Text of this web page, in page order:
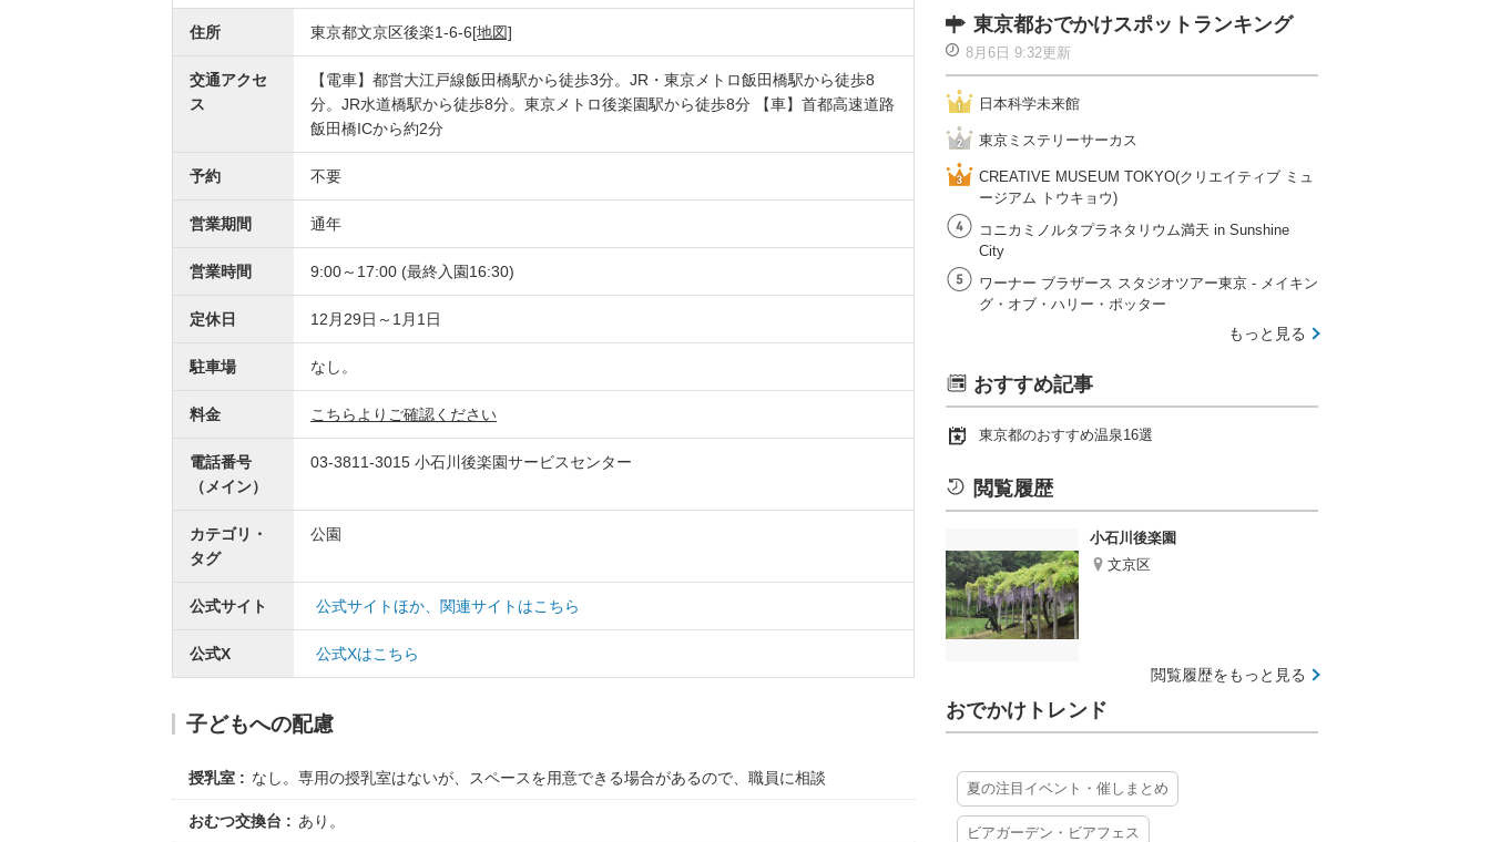
住所 東京都文京区後楽1-6-6[地図]
交通アクセ
ス
【電車】都営大江戸線飯田橋駅から徒歩3分。JR・東京メトロ飯田橋駅から徒歩8
分。JR水道橋駅から徒歩8分。東京メトロ後楽園駅から徒歩8分 【車】首都高速道路
飯田橋ICから約2分
予約 不要
営業期間 通年
営業時間 9:00～17:00 (最終入園16:30)
定休日 12月29日～1月1日
駐車場 なし。
料金 こちらよりご確認ください
電話番号
（メイン）
03-3811-3015 小石川後楽園サービスセンター
カテゴリ・
タグ
公園
公式サイト 公式サイトほか、関連サイトはこちら
公式X 公式Xはこちら
子どもへの配慮
授乳室 なし。専用の授乳室はないが、スペースを用意できる場合があるので、職員に相談
おむつ交換台 あり。
東京都おでかけスポットランキング
8月6日 9:32更新
日本科学未来館
東京ミステリーサーカス
CREATIVE MUSEUM TOKYO(クリエイティブ ミュ
ージアム トウキョウ)
コニカミノルタプラネタリウム満天 in Sunshine
City
ワーナー ブラザース スタジオツアー東京 ‐ メイキン
グ・オブ・ハリー・ポッター
もっと見る
おすすめ記事
東京都のおすすめ温泉16選
閲覧履歴
小石川後楽園
文京区
閲覧履歴をもっと見る
おでかけトレンド
夏の注目イベント・催しまとめ
ビアガーデン・ビアフェス